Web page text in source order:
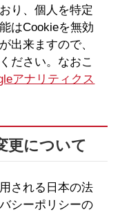
り、個人を特定
はCookieを無効
出来ますので、
ださい。なおこ
アナリティクス
更について
される日本の法
シーポリシーの